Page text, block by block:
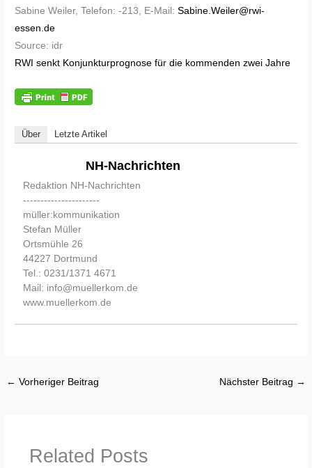
Sabine Weiler, Telefon: -213, E-Mail:Sabine.Weiler@rwi-
essen.de
Source: idr
RWI senkt Konjunkturprognose für die kommenden zwei Jahre
Über Letzte Artikel
NH-Nachrichten
Redaktion NH-Nachrichten
----------------------
müller:kommunikation
Stefan Müller
Ortsmühle 26
44227 Dortmund
Tel.: 0231/1371 4671
Mail: info@muellerkom.de
www.muellerkom.de
← Vorheriger Beitrag Nächster Beitrag →
Related Posts